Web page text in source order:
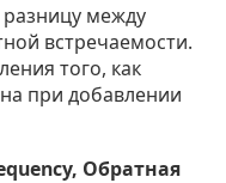
между
встречаемости.
того, как
при добавлении
Обратная